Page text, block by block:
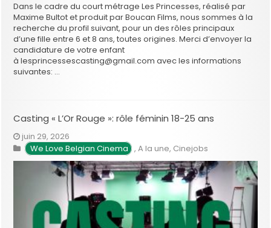
Dans le cadre du court métrage Les Princesses, réalisé par
Maxime Bultot et produit par Boucan Films, nous sommes à la
recherche du profil suivant, pour un des rôles principaux
d’une fille entre 6 et 8 ans, toutes origines. Merci d’envoyer la
candidature de votre enfant
à lesprincessescasting@gmail.com avec les informations
suivantes: …
Casting « L’Or Rouge »: rôle féminin 18-25 ans
juin 29, 2026
We Love Belgian Cinema ,A la une, Cinejobs